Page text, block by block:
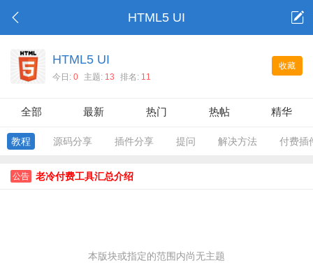
HTML5 UI
收藏
HTML5 UI
今日: 0 主题: 13 排名: 11
全部 最新 热门 热帖 精华
教程 源码分享 插件分享 提问 解决方法 付费插
公告 老冷付费工具汇总介绍
本版块或指定的范围内尚无主题